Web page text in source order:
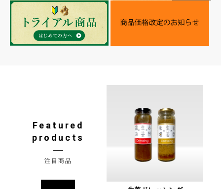
Featured
products
注目商品